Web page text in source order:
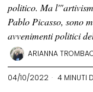
politico. Ma
Pablo Picasso, sono
avvenimenti politici
ARIANNA
04/10/2022 4 MINUTI